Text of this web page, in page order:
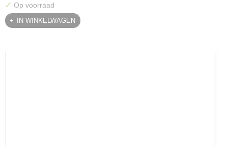
✓ Op voorraad
IN WINKELWAGEN